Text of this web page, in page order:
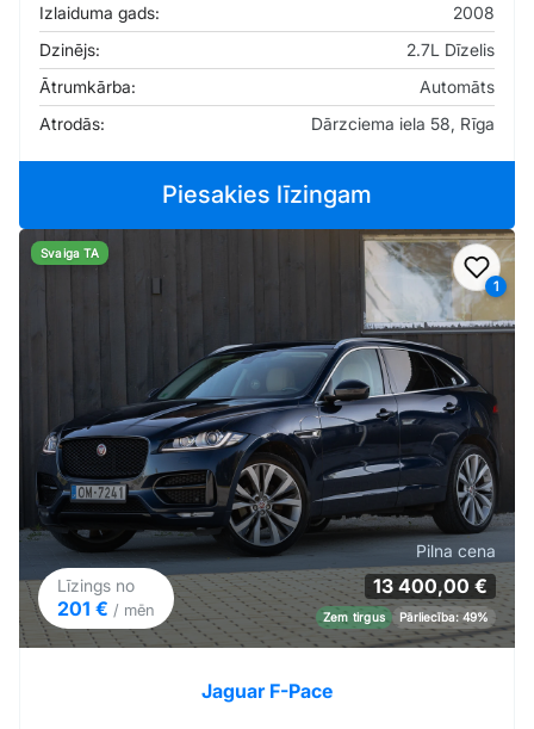
Izlaiduma gads:
2008
Dzinējs:
2.7L Dīzelis
Ātrumkārba:
Automāts
Atrodās:
Dārzciema iela 58, Rīga
Piesakies līzingam
1
Svaiga TA
Līzings no
201 € / mēn
Pilna cena
13 400,00 €
Zem tirgus Pārliecība: 49%
Jaguar F-Pace